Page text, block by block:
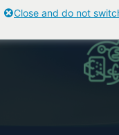
Close and do not